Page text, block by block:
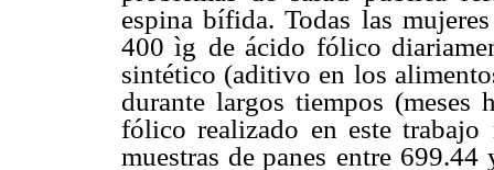
espina bífida. Todas las
400 ìg de ácido fólico
sintético (aditivo en los
durante largos tiempos (meses
fólico realizado en este trabajo
muestras de panes entre 699.44